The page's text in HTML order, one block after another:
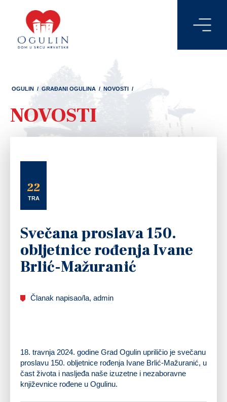
OGULIN / GRAĐANI OGULINA / NOVOSTI /
NOVOSTI
22
TRA
Svečana proslava 150.
obljetnice rođenja Ivane
Brlić-Mažuranić
Članak napisao/la, admin
18. travnja 2024. godine Grad Ogulin upriličio je svečanu
proslavu 150. obljetnice rođenja Ivane Brlić-Mažuranić, u
čast života i nasljeđa naše izuzetne i nezaboravne
književnice rođene u Ogulinu.